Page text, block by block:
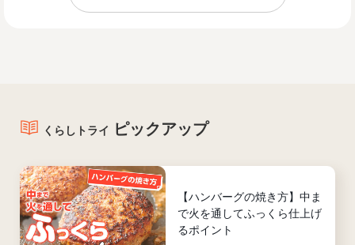
くらしトライ ピックアップ
【ハンバーグの焼き方】中ま
で火を通してふっくら仕上げ
るポイント